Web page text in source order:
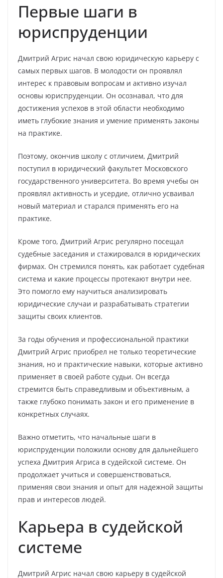
Первые шаги в
юриспруденции
Дмитрий Агрис начал свою юридическую карьеру с
самых первых шагов. В молодости он проявлял
интерес к правовым вопросам и активно изучал
основы юриспруденции. Он осознавал, что для
достижения успехов в этой области необходимо
иметь глубокие знания и умение применять законы
на практике.
Поэтому, окончив школу с отличием, Дмитрий
поступил в юридический факультет Московского
государственного университета. Во время учебы он
проявлял активность и усердие, отлично усваивал
новый материал и старался применять его на
практике.
Кроме того, Дмитрий Агрис регулярно посещал
судебные заседания и стажировался в юридических
фирмах. Он стремился понять, как работает судебная
система и какие процессы протекают внутри нее.
Это помогло ему научиться анализировать
юридические случаи и разрабатывать стратегии
защиты своих клиентов.
За годы обучения и профессиональной практики
Дмитрий Агрис приобрел не только теоретические
знания, но и практические навыки, которые активно
применяет в своей работе судьи. Он всегда
стремится быть справедливым и объективным, а
также глубоко понимать закон и его применение в
конкретных случаях.
Важно отметить, что начальные шаги в
юриспруденции положили основу для дальнейшего
успеха Дмитрия Агриса в судейской системе. Он
продолжает учиться и совершенствоваться,
применяя свои знания и опыт для надежной защиты
прав и интересов людей.
Карьера в судейской
системе
Дмитрий Агрис начал свою карьеру в судейской